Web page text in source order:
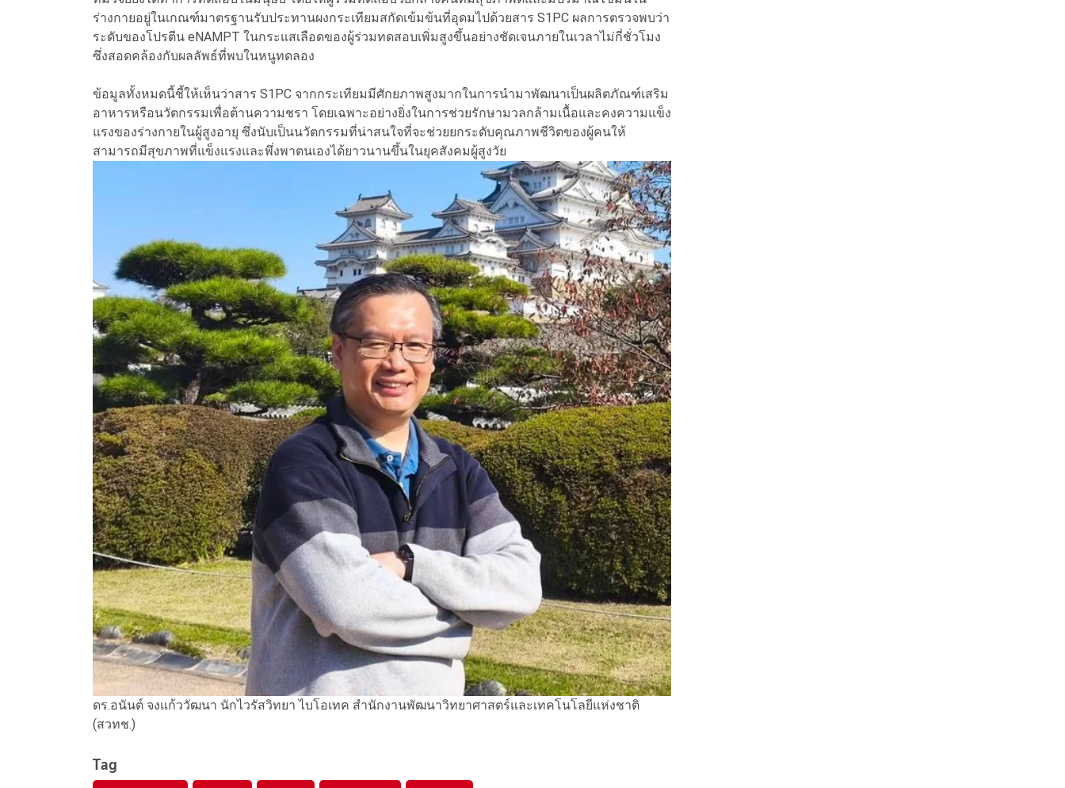
ร่างกายอยู่ในเกณฑ์มาตรฐานรับประทานผงกระเทียมสกัดเข้มข้นที่อุดมไปด้วยสาร S1PC ผลการตรวจพบว่า
ระดับของโปรตีน eNAMPT ในกระแสเลือดของผู้ร่วมทดสอบเพิ่มสูงขึ้นอย่างชัดเจนภายในเวลาไม่กี่ชั่วโมง
ซึ่งสอดคล้องกับผลลัพธ์ที่พบในหนูทดลอง
ข้อมูลทั้งหมดนี้ชี้ให้เห็นว่าสาร S1PC จากกระเทียมมีศักยภาพสูงมากในการนำมาพัฒนาเป็นผลิตภัณฑ์เสริม
อาหารหรือนวัตกรรมเพื่อต้านความชรา โดยเฉพาะอย่างยิ่งในการช่วยรักษามวลกล้ามเนื้อและคงความแข็ง
แรงของร่างกายในผู้สูงอายุ ซึ่งนับเป็นนวัตกรรมที่น่าสนใจที่จะช่วยยกระดับคุณภาพชีวิตของผู้คนให้
สามารถมีสุขภาพที่แข็งแรงและพึ่งพาตนเองได้ยาวนานขึ้นในยุคสังคมผู้สูงวัย
ดร.อนันต์ จงแก้ววัฒนา นักไวรัสวิทยา ไบโอเทค สำนักงานพัฒนาวิทยาศาสตร์และเทคโนโลยีแห่งชาติ
(สวทช.)
Tag